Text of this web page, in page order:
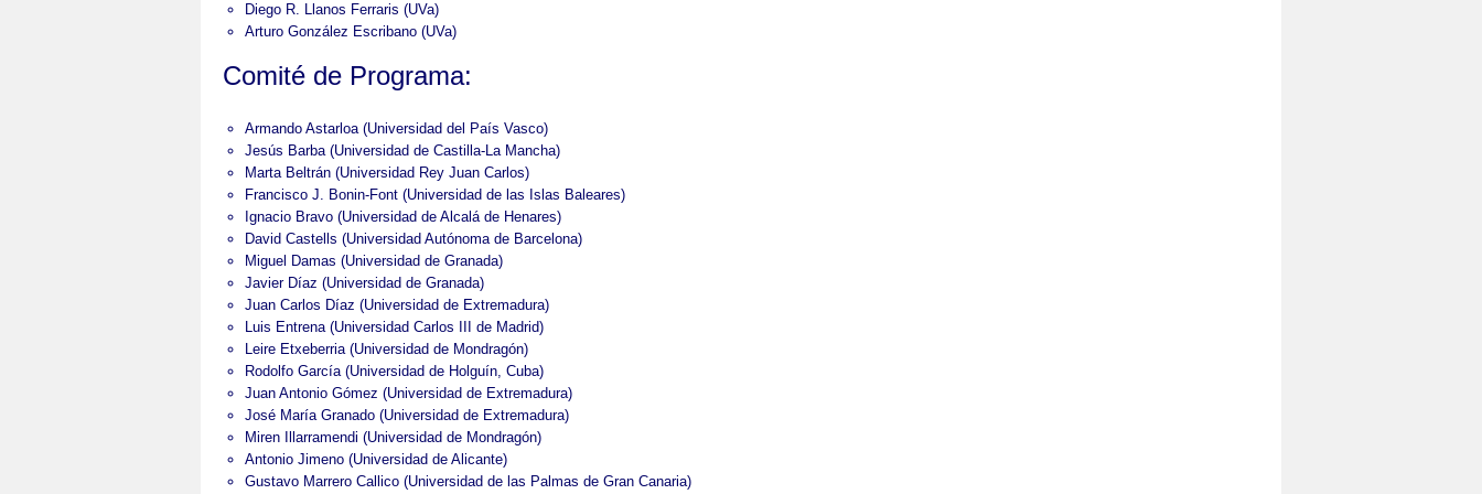
Diego R. Llanos Ferraris (UVa)
Arturo González Escribano (UVa)
Comité de Programa:
Armando Astarloa (Universidad del País Vasco)
Jesús Barba (Universidad de Castilla-La Mancha)
Marta Beltrán (Universidad Rey Juan Carlos)
Francisco J. Bonin-Font (Universidad de las Islas Baleares)
Ignacio Bravo (Universidad de Alcalá de Henares)
David Castells (Universidad Autónoma de Barcelona)
Miguel Damas (Universidad de Granada)
Javier Díaz (Universidad de Granada)
Juan Carlos Díaz (Universidad de Extremadura)
Luis Entrena (Universidad Carlos III de Madrid)
Leire Etxeberria (Universidad de Mondragón)
Rodolfo García (Universidad de Holguín, Cuba)
Juan Antonio Gómez (Universidad de Extremadura)
José María Granado (Universidad de Extremadura)
Miren Illarramendi (Universidad de Mondragón)
Antonio Jimeno (Universidad de Alicante)
Gustavo Marrero Callico (Universidad de las Palmas de Gran Canaria)